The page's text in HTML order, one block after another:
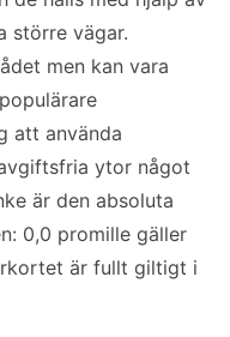
större vägar.
men kan vara
att använda
ytor något
är den absoluta
0,0 promille gäller
är fullt giltigt i